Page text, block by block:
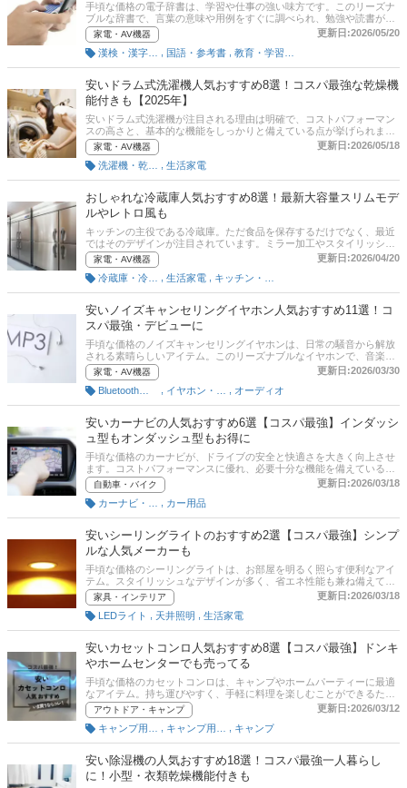
手頃な価格の電子辞書は、学習や仕事の強い味方です。このリーズナ
ブルな辞書で、言葉の意味や用例をすぐに調べられ、勉強や読書がも
っとスムーズに。いつでもどこでも、言葉の海を探検しましょう！こ
の記事では、安い電子辞書の魅力とおすすめ商品を紹介します。人気
メーカーのカシオやシャープなども集めました。後半には、比較一覧
表や通販サイトの最新人気ランキングもあるので、売れ筋や口コミと
あわせてチェックしてみてください。
家電・AV機器
更新日:2026/05/20
国語・参考書
安いドラム式洗濯機人気おすすめ8選！コスパ最強な乾燥機
能付きも【2025年】
安いドラム式洗濯機が注目される理由は明確で、コストパフォーマン
スの高さと、基本的な機能をしっかりと備えている点が挙げられま
す。特に、限られた予算やスペースにおいても、日常生活の洗濯ニー
ズをしっかりと満たしてくれる製品が多いです。この記事では、安い
ドラム式洗濯機の魅力とおすすめ商品を紹介します。人気のメーカ
ー、アイリスオーヤマやアクア、ハイアールなどの商品を集めまし
た。記事の後半には、比較一覧表や通販サイトの最新人気ランキング
もありますので、売れ筋や口コミをチェックしてみてくださいね。
家電・AV機器
更新日:2026/05/18
生活家電
おしゃれな冷蔵庫人気おすすめ8選！最新大容量スリムモデ
ルやレトロ風も
キッチンの主役である冷蔵庫。ただ食品を保存するだけでなく、最近
ではそのデザインが注目されています。ミラー加工やスタイリッシュ
なスリムモデル、レトロ調デザインなど様々なおしゃれ冷蔵庫があり
ます。そこでこの記事では、おしゃれな冷蔵庫の魅力と選び方、おす
すめの商品を紹介します。日立やパナソニック、三菱電機、シャープ
など人気メーカーのモデルを取り揃えました。後半には、比較一覧表
や通販サイトの最新人気ランキングもあるので、売れ筋や口コミとあ
わせてチェックしてみてください。
家電・AV機器
更新日:2026/04/20
生活家電
安いノイズキャンセリングイヤホン人気おすすめ11選！コ
スパ最強・デビューに
手頃な価格のノイズキャンセリングイヤホンは、日常の騒音から解放
される素晴らしいアイテム。このリーズナブルなイヤホンで、音楽や
ポッドキャストをもっとクリアに、没入感を持って楽しむことができ
ます。この記事では、安いノイズキャンセリングイヤホンの魅力とお
すすめ商品を紹介します。1万円で購入できる商品のうち、アンカー
やケンウッドといった人気メーカーのモデルを中心に集めました。後
半には、比較一覧表や通販サイトの最新人気ランキングもあるので、
売れ筋や口コミとあわせてチェックしてみてください。
家電・AV機器
更新日:2026/03/30
オーディオ
安いカーナビの人気おすすめ6選【コスパ最強】インダッシ
ュ型もオンダッシュ型もお得に
手頃な価格のカーナビが、ドライブの安全と快適さを大きく向上させ
ます。コストパフォーマンスに優れ、必要十分な機能を備えているた
め、すべてのドライバーにおすすめできます。この記事では、安いカ
ーナビの魅力と選び方、おすすめ商品を紹介します。人気メーカーの
パイオニアやパナソニック、ケンウッドなどをはじめ、インダッシュ
型、オンダッシュ型のカーナビを集めました。記事後半には、比較一
覧表や通販サイトの最新人気ランキングもありますので、売れ筋や口
コミもチェックしてみてください。
自動車・バイク
更新日:2026/03/18
カー用品
安いシーリングライトのおすすめ2選【コスパ最強】シンプ
ルな人気メーカーも
手頃な価格のシーリングライトは、お部屋を明るく照らす便利なアイ
テム。スタイリッシュなデザインが多く、省エネ性能も兼ね備えてい
るため、どんな部屋にもぴったりです。この記事では、安いシーリン
グライトの魅力とおすすめ商品を紹介します。東芝やホタルクスなど
人気メーカーの商品をピックアップしました。記事後半には、比較一
覧表や通販サイトの最新人気ランキングもあるので、売れ筋や口コミ
とあわせてチェックしてみてください。
家具・インテリア
更新日:2026/03/18
LEDライト
天井照明 生活家電
安いカセットコンロ人気おすすめ8選【コスパ最強】ドンキ
やホームセンターでも売ってる
手頃な価格のカセットコンロは、キャンプやホームパーティーに最適
なアイテム。持ち運びやすく、手軽に料理を楽しむことができるた
め、アウトドアや家庭での使用にぴったりです。この記事では、安い
カセットコンロの魅力とおすすめ商品を紹介します。ドンキやニト
リ、カインズといったホームセンターでも購入できる定番のイワタニ
やニチネンの他、人気のアイリスオーヤマなどの商品を集めました。
後半には、比較一覧表や通販サイトの最新人気ランキングもあるの
で、売れ筋や口コミとあわせてチェックしてみてください。
アウトドア・キャンプ
更新日:2026/03/12
キャンプ
安い除湿機の人気おすすめ18選！コスパ最強一人暮らし
に！小型・衣類乾燥機能付きも